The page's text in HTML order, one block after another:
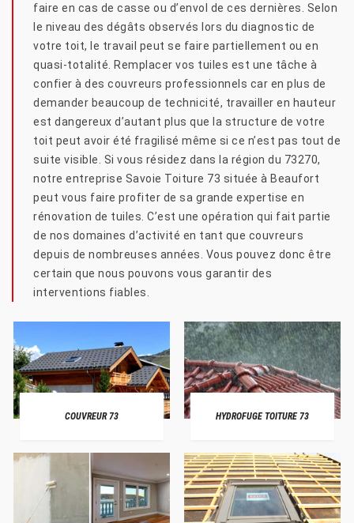
faire en cas de casse ou d’envol de ces dernières. Selon
le niveau des dégâts observés lors du diagnostic de
votre toit, le travail peut se faire partiellement ou en
quasi-totalité. Remplacer vos tuiles est une tâche à
confier à des couvreurs professionnels car en plus de
demander beaucoup de technicité, travailler en hauteur
est dangereux d’autant plus que la structure de votre
toit peut avoir été fragilisé même si ce n’est pas tout de
suite visible. Si vous résidez dans la région du 73270,
notre entreprise Savoie Toiture 73 située à Beaufort
peut vous faire profiter de sa grande expertise en
rénovation de tuiles. C’est une opération qui fait partie
de nos domaines d’activité en tant que couvreurs
depuis de nombreuses années. Vous pouvez donc être
certain que nous pouvons vous garantir des
interventions fiables.
COUVREUR 73 HYDROFUGE TOITURE 73